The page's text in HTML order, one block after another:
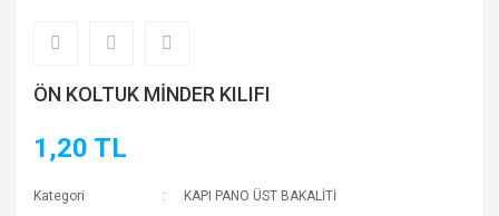
ÖN KOLTUK MİNDER KILIFI
1,20 TL
Kategori
KAPI PANO ÜST BAKALİTİ